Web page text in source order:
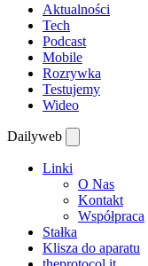
Aktualności
Tech
Podcast
Mobile
Rozrywka
Testujemy
Wideo
Dailyweb
Linki
O Nas
Kontakt
Współpraca
Stałka
Klisza do aparatu